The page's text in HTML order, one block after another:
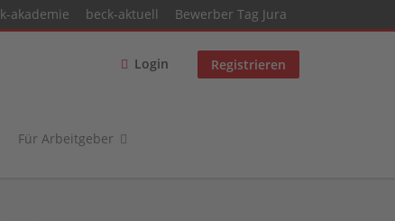
akademie beck-aktuell Bewerber Tag Jura
Login Registrieren
Für Arbeitgeber